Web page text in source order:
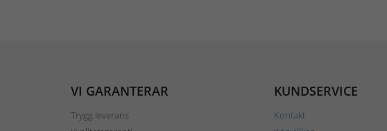
VI GARANTERAR
Trygg leverans
KUNDSERVICE
Kontakt